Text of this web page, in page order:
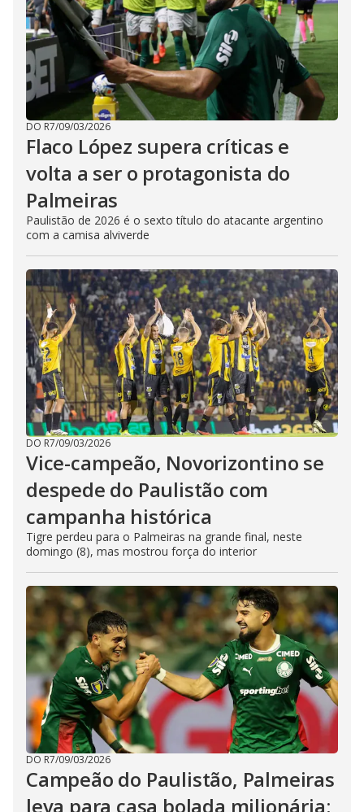
DO R7/09/03/2026
Flaco López supera críticas e
volta a ser o protagonista do
Palmeiras
Paulistão de 2026 é o sexto título do atacante argentino
com a camisa alviverde
DO R7/09/03/2026
Vice-campeão, Novorizontino se
despede do Paulistão com
campanha histórica
Tigre perdeu para o Palmeiras na grande final, neste
domingo (8), mas mostrou força do interior
DO R7/09/03/2026
Campeão do Paulistão, Palmeiras
leva para casa bolada milionária;